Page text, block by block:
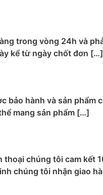
trong vòng 24h và
kể từ ngày chốt đơn […]
bảo hành và sản phẩm
mang sản phẩm […]
thoại chúng tôi cam kết
chúng tôi nhận giao